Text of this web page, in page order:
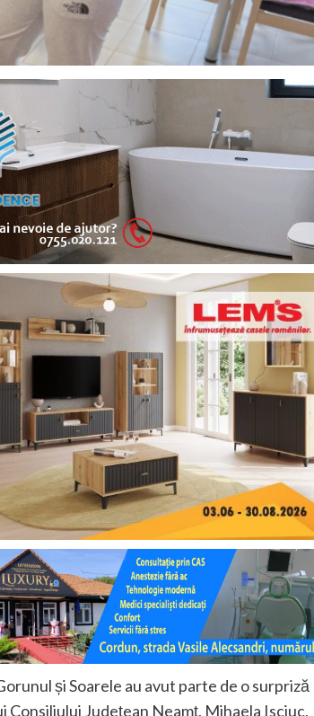
și Soarele au avut parte de o surpriză
Județean Neamț, Mihaela Isciuc,